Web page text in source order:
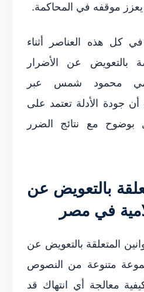
يعزز موقفه في المحاكمة.
كل هذه العناصر أثناء
بالتعويض عن الأضرار
محمود شمس عبر
حيث أن جودة الأدلة تعتمد على
بوضوح مع نتائج الضرر
بالتعويض عن
في مصر
المتعلقة بالتعويض عن
متنوعة من النصوص
معالجة أي انتهاك قد